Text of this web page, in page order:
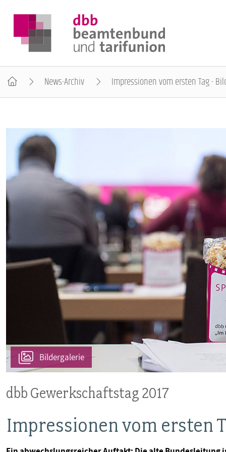
BEAMTINNEN & BEAMTE
ARBEITNEHMENDE
POLITIK & POSITIONEN
MITBESTIMMUNG
MITGLIEDSCHAFT & SERVICE
News-Archiv Impressionen vom ersten Tag -
Bildergalerie
dbb Gewerkschaftstag 2017
Impressionen vom ersten